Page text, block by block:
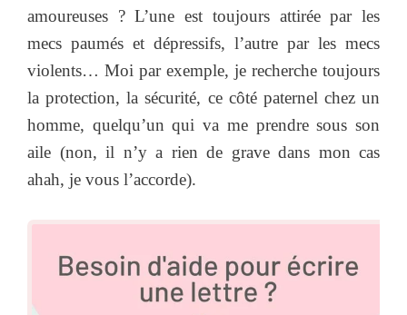
amoureuses ? L’une est toujours attirée par les
mecs paumés et dépressifs, l’autre par les mecs
violents… Moi par exemple, je recherche toujours
la protection, la sécurité, ce côté paternel chez un
homme, quelqu’un qui va me prendre sous son
aile (non, il n’y a rien de grave dans mon cas
ahah, je vous l’accorde).